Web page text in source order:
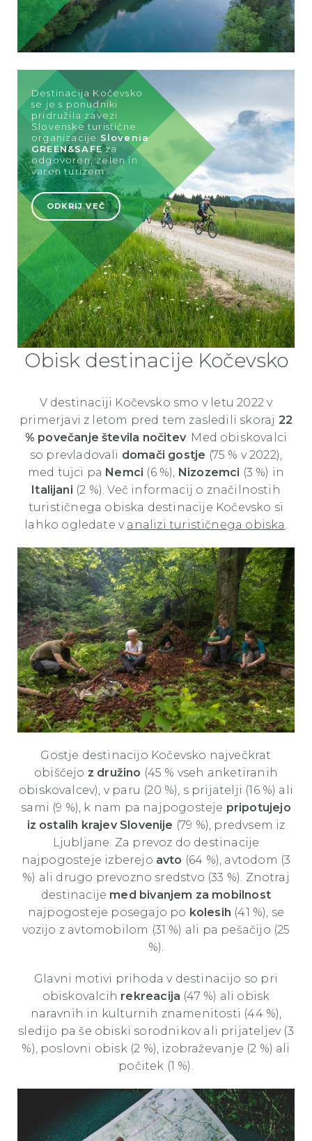
Destinacija Kočevsko
se je s ponudniki
pridružila zavezi
Slovenske turistične
organizacije Slovenia
GREEN&SAFEza
odgovoren, zelen in
varen turizem.
ODKRIJ VEČ
Obisk destinacije Kočevsko
V destinaciji Kočevsko smo v letu 2022 v
primerjavi z letom pred tem zasledili skoraj 22
% povečanje števila nočitev. Med obiskovalci
so prevladovali domači gostje (75 % v 2022),
med tujci pa Nemci (6 %), Nizozemci (3 %) in
Italijani (2 %). Več informacij o značilnostih
turističnega obiska destinacije Kočevsko si
lahko ogledate v analizi turističnega obiska .
Gostje destinacijo Kočevsko največkrat
obiščejo z družino (45 % vseh anketiranih
obiskovalcev), v paru (20 %), s prijatelji (16 %) ali
sami (9 %), k nam pa najpogosteje pripotujejo
iz ostalih krajev Slovenije (79 %), predvsem iz
Ljubljane. Za prevoz do destinacije
najpogosteje izberejo avto (64 %), avtodom (3
%) ali drugo prevozno sredstvo (33 %). Znotraj
destinacije med bivanjem za mobilnost
najpogosteje posegajo po kolesih (41 %), se
vozijo z avtomobilom (31 %) ali pa pešačijo (25
%).
Glavni motivi prihoda v destinacijo so pri
obiskovalcih rekreacija (47 %) ali obisk
naravnih in kulturnih znamenitosti (44 %),
sledijo pa še obiski sorodnikov ali prijateljev (3
%), poslovni obisk (2 %), izobraževanje (2 %) ali
počitek (1 %).